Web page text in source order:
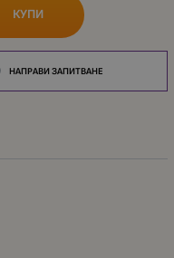
КУПИ
НАПРАВИ ЗАПИТВАНЕ